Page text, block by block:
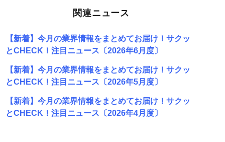
関連ニュース
【新着】今月の業界情報をまとめてお届け！サクッ
とCHECK！注目ニュース〔2026年6月度〕
【新着】今月の業界情報をまとめてお届け！サクッ
とCHECK！注目ニュース〔2026年5月度〕
【新着】今月の業界情報をまとめてお届け！サクッ
とCHECK！注目ニュース〔2026年4月度〕